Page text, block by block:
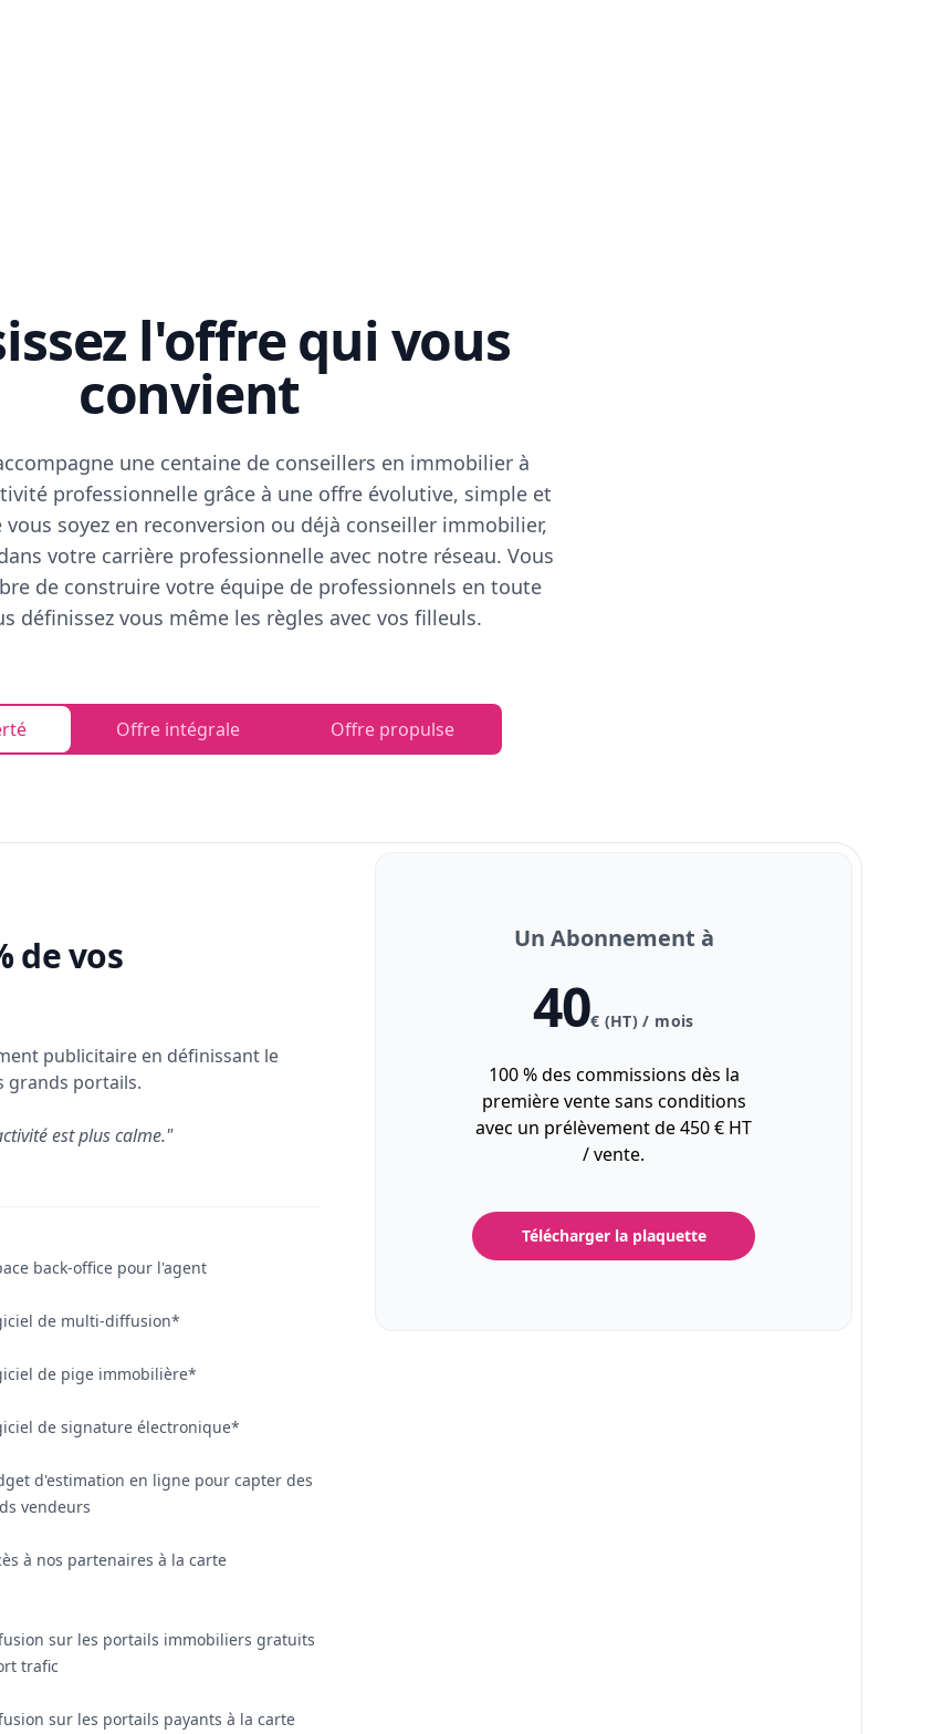
l'offre qui vous
convient
une centaine de conseillers en immobilier à
professionnelle grâce à une offre évolutive, simple et
soyez en reconversion ou déjà conseiller immobilier,
votre carrière professionnelle avec notre réseau. Vous
de construire votre équipe de professionnels en toute
définissez vous même les règles avec vos filleuls.
Offre intégrale Offre propulse
de vos
publicitaire en définissant le
grands portails.
est plus calme."
back-office pour l'agent
de multi-diffusion*
de pige immobilière*
de signature électronique*
d'estimation en ligne pour capter des
vendeurs
à nos partenaires à la carte
sur les portails immobiliers gratuits
trafic
sur les portails payants à la carte
Un Abonnement à
40€ (HT) / mois
100 % des commissions dès la
première vente sans conditions
avec un prélèvement de 450 € HT
/ vente.
Télécharger la plaquette